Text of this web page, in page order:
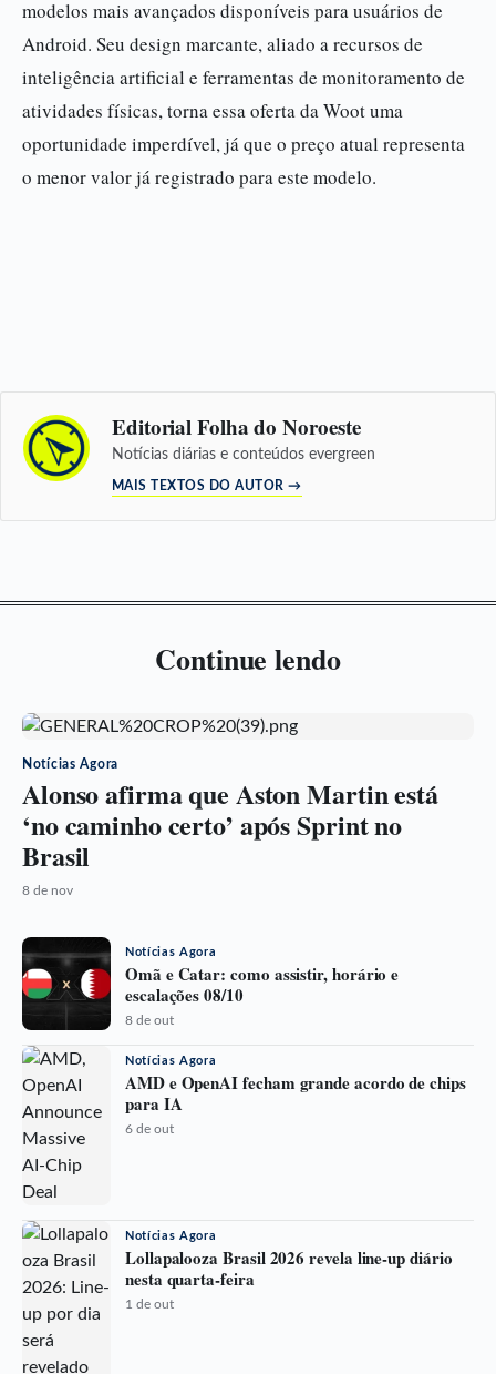
modelos mais avançados disponíveis para usuários de
Android. Seu design marcante, aliado a recursos de
inteligência artificial e ferramentas de monitoramento de
atividades físicas, torna essa oferta da Woot uma
oportunidade imperdível, já que o preço atual representa
o menor valor já registrado para este modelo.
Editorial Folha do Noroeste
Notícias diárias e conteúdos evergreen
MAIS TEXTOS DO AUTOR →
Continue lendo
Notícias Agora
Alonso afirma que Aston Martin está
‘no caminho certo’ após Sprint no
Brasil
8 de nov
Notícias Agora
Omã e Catar: como assistir, horário e
escalações 08/10
8 de out
Notícias Agora
AMD e OpenAI fecham grande acordo de chips
para IA
6 de out
Notícias Agora
Lollapalooza Brasil 2026 revela line-up diário
nesta quarta-feira
1 de out